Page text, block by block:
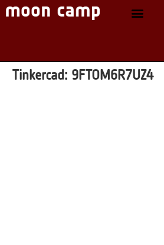
Tinkercad: 9FTOM6R7UZ4